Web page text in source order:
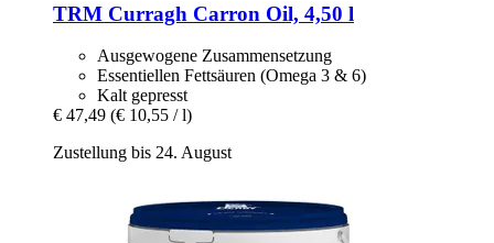
TRM Curragh Carron Oil, 4,50 l
Ausgewogene Zusammensetzung
Essentiellen Fettsäuren (Omega 3 & 6)
Kalt gepresst
€ 47,49 (€ 10,55 / l)
Zustellung bis 24. August